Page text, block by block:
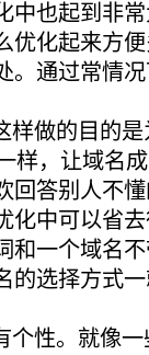
中也起到非
优化起来方
。通过常情
做的目的是
样，让域名
回答别人不
化中可以省
和一个域名
的选择方式
性。就像一